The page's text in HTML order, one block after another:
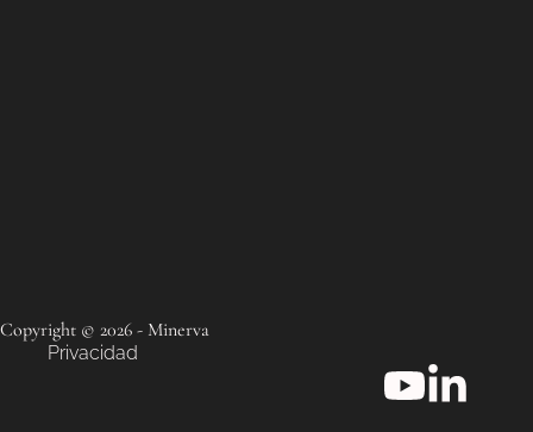
Copyright © 2026 - Minerva
Privacidad